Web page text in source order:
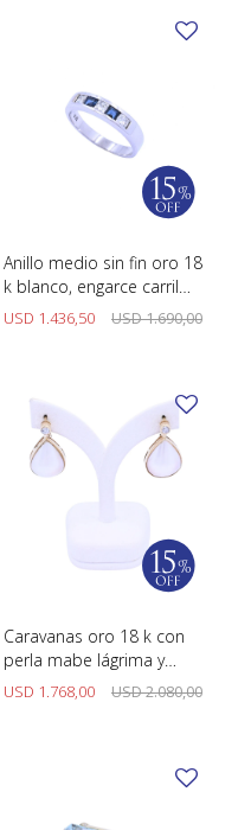
Anillo medio sin fin oro 18
k blanco, engarce carril
con brillantes y zafiros
USD 1.436,50 USD1.690,00
Caravanas oro 18 k con
perla mabe lágrima y
brillantes.
USD 1.768,00 USD2.080,00